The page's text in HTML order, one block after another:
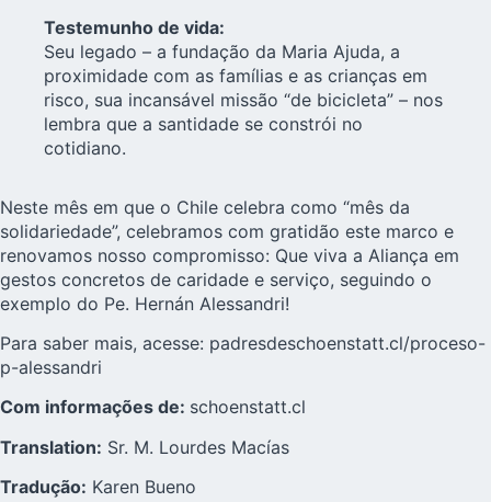
Testemunho de vida:
Seu legado – a fundação da Maria Ajuda, a
proximidade com as famílias e as crianças em
risco, sua incansável missão “de bicicleta” – nos
lembra que a santidade se constrói no
cotidiano.
Neste mês em que o Chile celebra como “mês da
solidariedade”, celebramos com gratidão este marco e
renovamos nosso compromisso: Que viva a Aliança em
gestos concretos de caridade e serviço, seguindo o
exemplo do Pe. Hernán Alessandri!
Para saber mais, acesse: padresdeschoenstatt.cl/proceso-
p-alessandri
Com informações de: schoenstatt.cl
Translation: Sr. M. Lourdes Macías
Tradução: Karen Bueno